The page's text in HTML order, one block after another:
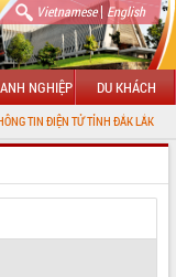
Vietnamese| English
NGHIỆP DU KHÁCH
TỬ TỈNH ĐẮK LẮK